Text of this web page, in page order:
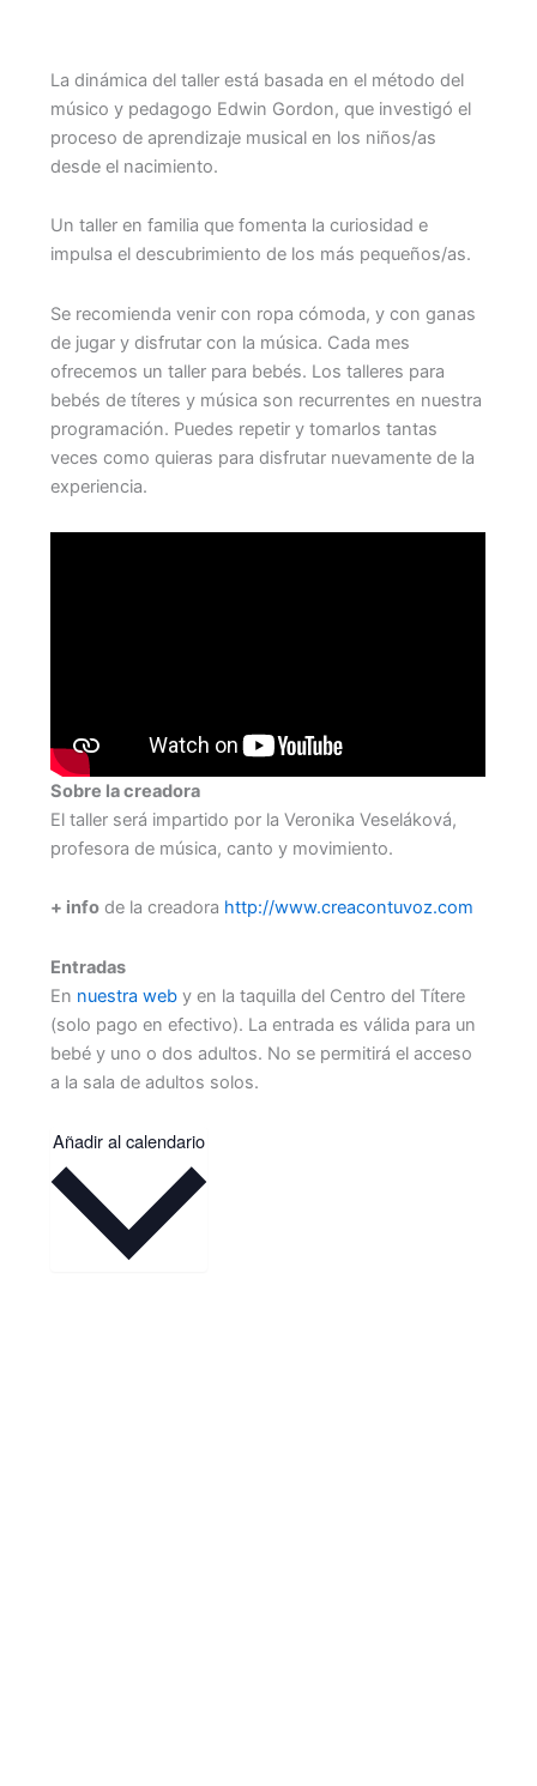
La dinámica del taller está basada en el método del
músico y pedagogo Edwin Gordon, que investigó el
proceso de aprendizaje musical en los niños/as
desde el nacimiento.
Un taller en familia que fomenta la curiosidad e
impulsa el descubrimiento de los más pequeños/as.
Se recomienda venir con ropa cómoda, y con ganas
de jugar y disfrutar con la música. Cada mes
ofrecemos un taller para bebés. Los talleres para
bebés de títeres y música son recurrentes en nuestra
programación. Puedes repetir y tomarlos tantas
veces como quieras para disfrutar nuevamente de la
experiencia.
Sobre la creadora
El taller será impartido por la Veronika Veseláková,
profesora de música, canto y movimiento.
+ info de la creadora http://www.creacontuvoz.com
Entradas
En nuestra weby en la taquilla del Centro del Títere
(solo pago en efectivo). La entrada es válida para un
bebé y uno o dos adultos. No se permitirá el acceso
a la sala de adultos solos.